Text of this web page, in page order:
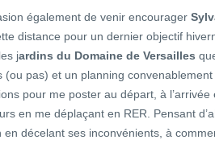
également de venir encourager
distance pour un dernier objectif
jardins du Domaine de Versailles
(ou pas) et un planning
pour me poster au départ, à
en me déplaçant en RER. Pensant
en décelant ses inconvénients, à